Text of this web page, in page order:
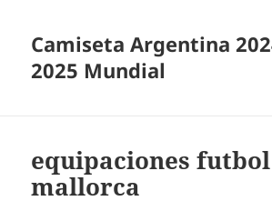
Camiseta Argentina
2025 Mundial
equipaciones futbol
mallorca